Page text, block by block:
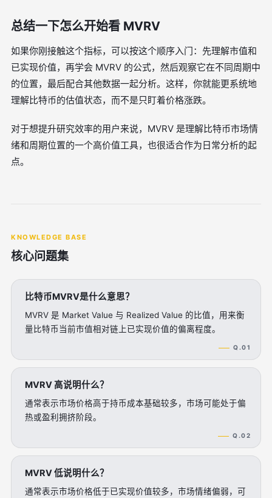
总结一下怎么开始看 MVRV
如果你刚接触这个指标，可以按这个顺序入门：先理解市值和
已实现价值，再学会 MVRV 的公式，然后观察它在不同周期中
的位置，最后配合其他数据一起分析。这样，你就能更系统地
理解比特币的估值状态，而不是只盯着价格涨跌。
对于想提升研究效率的用户来说，MVRV 是理解比特币市场情
绪和周期位置的一个高价值工具，也很适合作为日常分析的起
点。
KNOWLEDGE BASE
核心问题集
比特币MVRV是什么意思？
MVRV 是 Market Value 与 Realized Value 的比值，用来衡
量比特币当前市值相对链上已实现价值的偏离程度。
Q.01
MVRV 高说明什么？
通常表示市场价格高于持币成本基础较多，市场可能处于偏
热或盈利拥挤阶段。
Q.02
MVRV 低说明什么？
通常表示市场价格低于已实现价值较多，市场情绪偏弱，可